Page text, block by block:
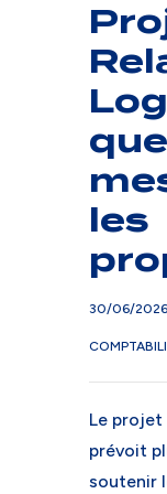
les
30/06/2026
Le projet
prévoit
soutenir